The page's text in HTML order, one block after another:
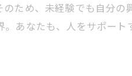
ため、未経験でも自分の
あなたも、人をサポート